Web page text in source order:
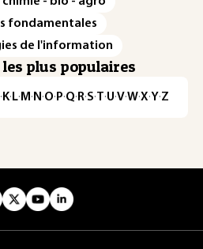
fondamentales
de l'information
les plus populaires
· K· L· M · N ·O· P·Q· R·S·T·U·V·W·X·Y·Z